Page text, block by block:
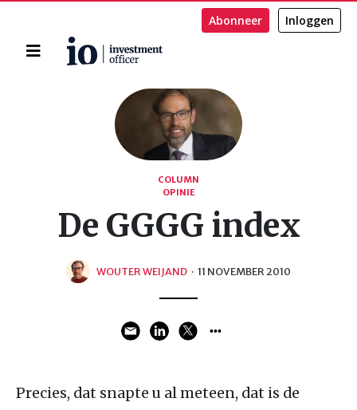
Home
Abonneer Inloggen
COLUMN
OPINIE
De GGGG index
WOUTER WEIJAND · 11 NOVEMBER 2010
Precies, dat snapte u al meteen, dat is de